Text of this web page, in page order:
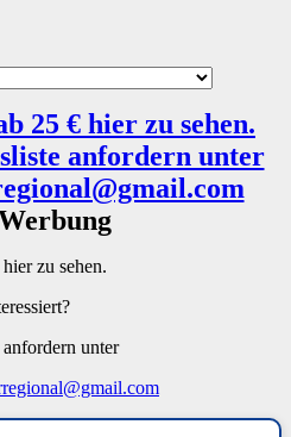
zu sehen.
unter